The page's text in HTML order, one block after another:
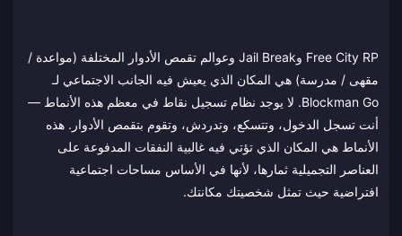
Free City RP وJail Break وعوالم تقمص الأدوار المختلفة (مواعدة /
مقهى / مدرسة) هي المكان الذي يعيش فيه الجانب الاجتماعي لـ
Blockman Go. لا يوجد نظام تسجيل نقاط في معظم هذه الأنماط —
أنت تسجل الدخول، وتتسكع، وتدردش، وتقوم بتقمص الأدوار. هذه
الأنماط هي المكان الذي تؤتي فيه غالبية النفقات المدفوعة على
العناصر التجميلية ثمارها، لأنها في الأساس مساحات اجتماعية
افتراضية حيث تمثل شخصيتك مكانتك.